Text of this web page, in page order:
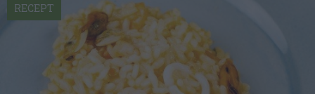
RECEPT